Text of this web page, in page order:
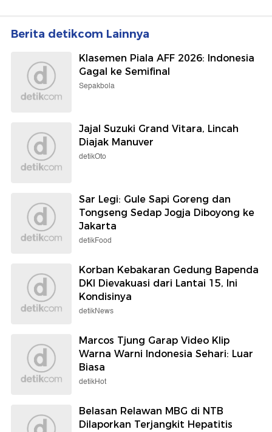
Berita detikcom Lainnya
Klasemen Piala AFF 2026: Indonesia
Gagal ke Semifinal
Sepakbola
Jajal Suzuki Grand Vitara, Lincah
Diajak Manuver
detikOto
Sar Legi: Gule Sapi Goreng dan
Tongseng Sedap Jogja Diboyong ke
Jakarta
detikFood
Korban Kebakaran Gedung Bapenda
DKI Dievakuasi dari Lantai 15, Ini
Kondisinya
detikNews
Marcos Tjung Garap Video Klip
Warna Warni Indonesia Sehari: Luar
Biasa
detikHot
Belasan Relawan MBG di NTB
Dilaporkan Terjangkit Hepatitis